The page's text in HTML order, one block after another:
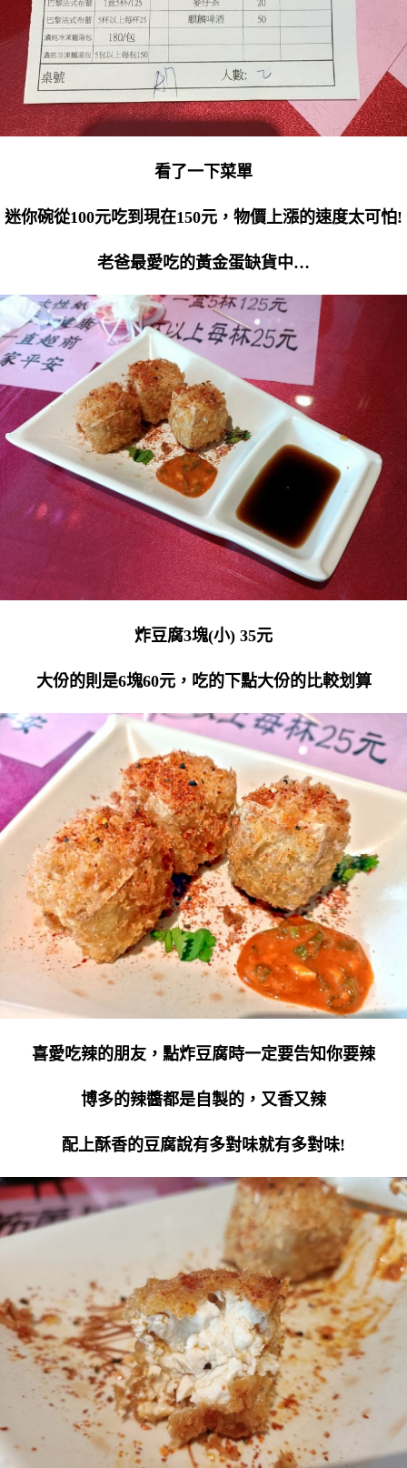
看了一下菜單
迷你碗從100元吃到現在150元，物價上漲的速度太可怕!
老爸最愛吃的黃金蛋缺貨中…
炸豆腐3塊(小) 35元
大份的則是6塊60元，吃的下點大份的比較划算
喜愛吃辣的朋友，點炸豆腐時一定要告知你要辣
博多的辣醬都是自製的，又香又辣
配上酥香的豆腐說有多對味就有多對味!